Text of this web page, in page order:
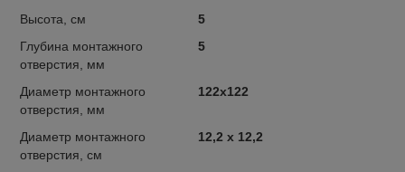
Высота, см
5
Глубина монтажного
отверстия, мм
5
Диаметр монтажного
отверстия, мм
122x122
Диаметр монтажного
отверстия, см
12,2 x 12,2